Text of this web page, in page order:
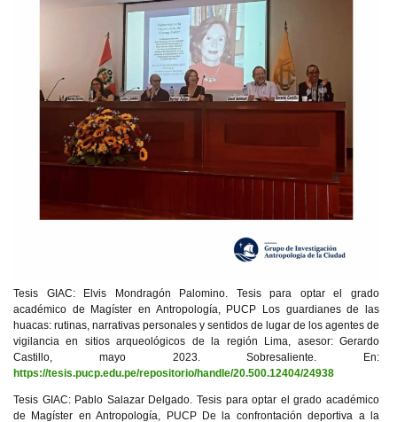
Tesis GIAC: Elvis Mondragón Palomino. Tesis para optar el grado
académico de Magíster en Antropología, PUCP Los guardianes de las
huacas: rutinas, narrativas personales y sentidos de lugar de los agentes de
vigilancia en sitios arqueológicos de la región Lima, asesor: Gerardo
Castillo, mayo 2023. Sobresaliente. En:
https://tesis.pucp.edu.pe/repositorio/handle/20.500.12404/24938
Tesis GIAC: Pablo Salazar Delgado. Tesis para optar el grado académico
de Magíster en Antropología, PUCP De la confrontación deportiva a la